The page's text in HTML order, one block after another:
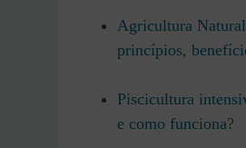
Agricultura
princípios,
Piscicultura
e como funciona?